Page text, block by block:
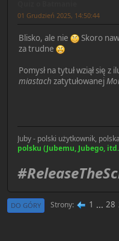
01 Grudzień 2025, 14:50:44
Blisko, ale nie
Skoro
za trudne
Pomysł na tytuł wziął się z
miastach zatytułowanej
Juby - polski użytkownik,
polsku (Jubemu, Jubego,
DO GÓRY Strony 1 ... 28